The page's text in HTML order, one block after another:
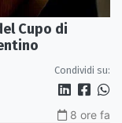
Cupo di
Condividi su:
8 ore fa